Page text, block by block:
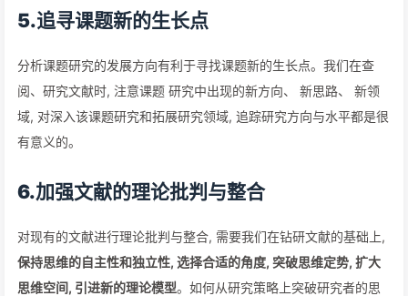
5.追寻课题新的生长点
分析课题研究的发展方向有利于寻找课题新的生长点。我们在查
阅、研究文献时, 注意课题 研究中出现的新方向、 新思路、 新领
域, 对深入该课题研究和拓展研究领域, 追踪研究方向与水平都是很
有意义的。
6.加强文献的理论批判与整合
对现有的文献进行理论批判与整合, 需要我们在钻研文献的基础上,
保持思维的自主性和独立性, 选择合适的角度, 突破思维定势, 扩大
思维空间, 引进新的理论模型。如何从研究策略上突破研究者的思